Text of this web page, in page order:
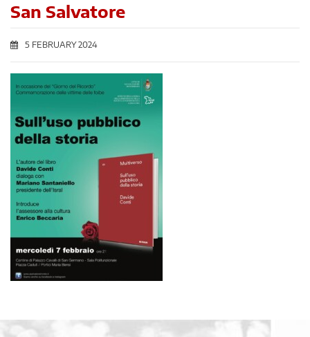
San Salvatore
5 FEBRUARY 2024